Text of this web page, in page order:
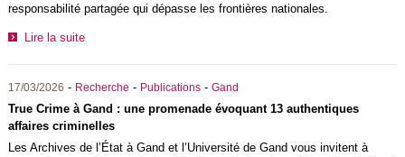
responsabilité partagée qui dépasse les frontières nationales.
Lire la suite
17/03/2026 - Recherche - Publications- Gand
True Crime à Gand : une promenade évoquant 13 authentiques
affaires criminelles
Les Archives de l’État à Gand et l’Université de Gand vous invitent à